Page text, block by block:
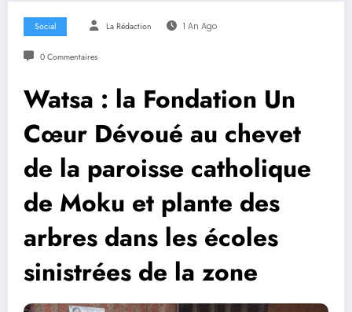
Social La Rédaction 1 An Ago
0 Commentaires
Watsa : la Fondation Un
Cœur Dévoué au chevet
de la paroisse catholique
de Moku et plante des
arbres dans les écoles
sinistrées de la zone